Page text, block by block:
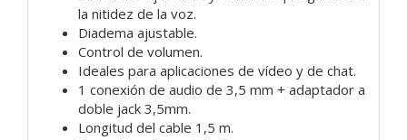
la nitidez de la voz.
Diadema ajustable.
Control de volumen.
Ideales para aplicaciones de vídeo y de chat.
1 conexión de audio de 3,5 mm + adaptador a
doble jack 3,5mm.
Longitud del cable 1,5 m.